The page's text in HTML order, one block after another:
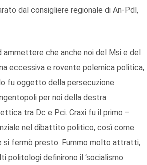
dal consigliere regionale di An-Pdl,
ammettere che anche noi del Msi e del
eccessiva e rovente polemica politica,
fu oggetto della persecuzione
per noi della destra
tra Dc e Pci. Craxi fu il primo –
nel dibattito politico, così come
si fermò presto. Fummo molto attratti,
politologi definirono il ‘socialismo